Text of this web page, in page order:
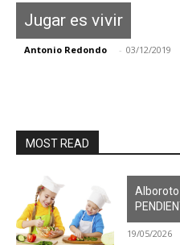
Jugar es vivir
Antonio Redondo - 03/12/2019
MOST READ
Alboroto
19/05/2026